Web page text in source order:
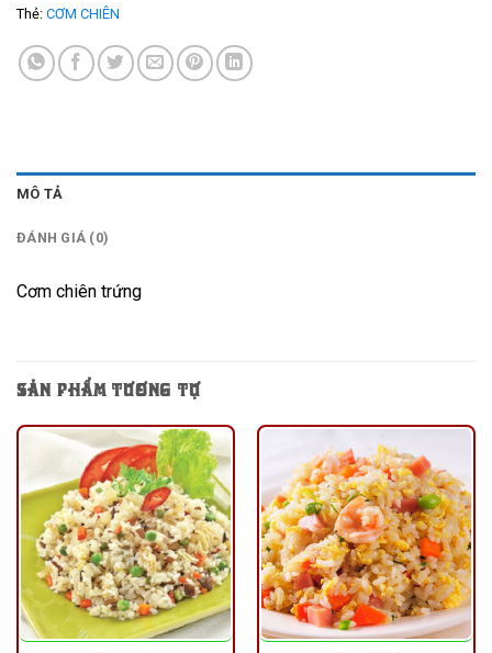
Thẻ: CƠM CHIÊN
MÔ TẢ
ĐÁNH GIÁ (0)
Cơm chiên trứng
SẢN PHẨM TƯƠNG TỰ